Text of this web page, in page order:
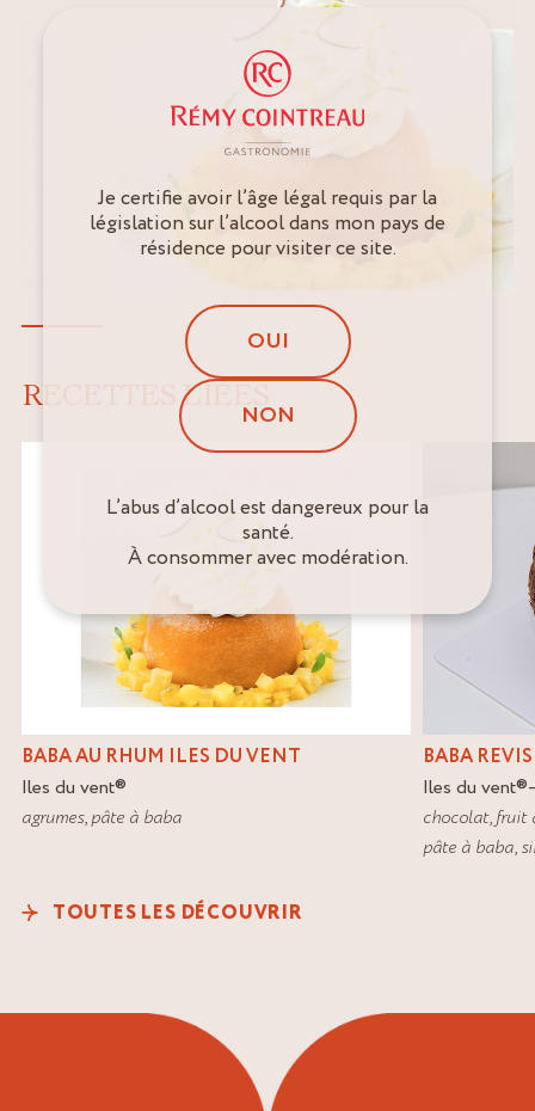
RECETTES LIÉES
BABA AU RHUM ILES DU VENT
Iles du vent®
agrumes,pâte à baba
BABA
Iles du vent®
chocolat,fruit
pâte à baba,
TOUTES LES DÉCOUVRIR
Je certifie avoir l’âge légal requis par la
législation sur l’alcool dans mon pays de
résidence pour visiter ce site.
OUI
NON
L’abus d’alcool est dangereux pour la
santé.
À consommer avec modération.